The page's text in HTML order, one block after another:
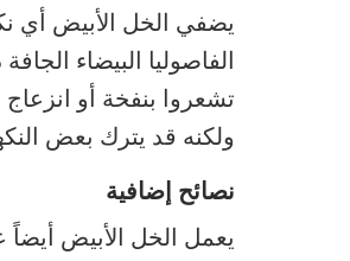
يضفي الخل الأبيض أي
الفاصوليا البيضاء
تشعروا بنفخة أو
ولكنه قد يترك بعض
نصائح إضافية
يعمل الخل الأبيض أيضاً